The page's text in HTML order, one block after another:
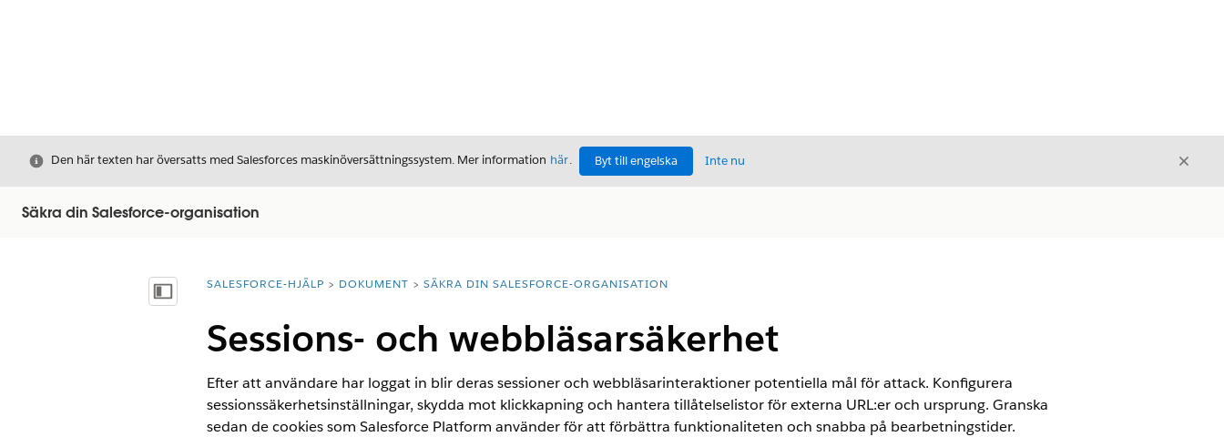
Stäng
Den här texten har översatts med Salesforces maskinöversättningssystem. Mer information här. Byt till engelska Inte nu Stäng
Säkra din Salesforce-organisation
Visa innehållsförteckning
Du är här:
SALESFORCE-HJÄLP DOKUMENT SÄKRA DIN SALESFORCE-ORGANISATION
Sessions- och webbläsarsäkerhet
Efter att användare har loggat in blir deras sessioner och webbläsarinteraktioner potentiella mål för attack. Konfigurera
sessionssäkerhetsinställningar, skydda mot klickkapning och hantera tillåtelselistor för externa URL:er och ursprung. Granska
sedan de cookies som Salesforce Platform använder för att förbättra funktionaliteten och snabba på bearbetningstider.